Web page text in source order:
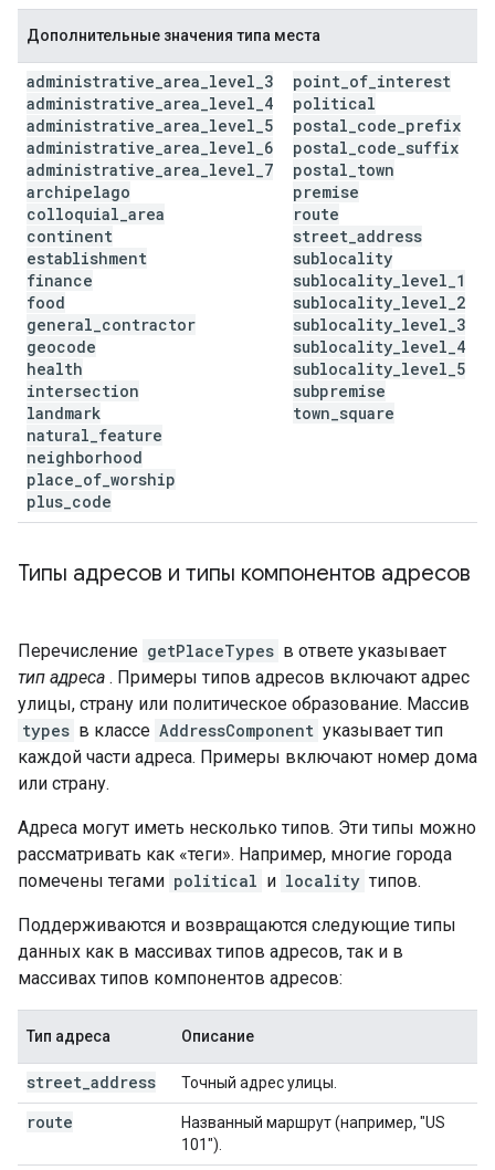
Дополнительные значения типа места
administrative area level 3
administrative area level 4
administrative area level 5
administrative area level 6
administrative area level 7
archipelago
colloquial area
continent
establishment
finance
food
general contractor
geocode
health
intersection
landmark
natural feature
neighborhood
place of worship
plus code
point of interest
political
postal code prefix
postal code suffix
postal town
premise
route
street address
sublocality
sublocality level 1
sublocality level 2
sublocality level 3
sublocality level 4
sublocality level 5
subpremise
town square
Типы адресов и типы компонентов адресов
Перечисление getPlaceTypes в ответе указывает
тип адреса . Примеры типов адресов включают адрес
улицы, страну или политическое образование. Массив
types в классе AddressComponent указывает тип
каждой части адреса. Примеры включают номер дома
или страну.
Адреса могут иметь несколько типов. Эти типы можно
рассматривать как «теги». Например, многие города
помечены тегами political и locality типов.
Поддерживаются и возвращаются следующие типы
данных как в массивах типов адресов, так и в
массивах типов компонентов адресов:
Тип адреса Описание
street address Точный адрес улицы.
route
Названный маршрут (например, "US
101").